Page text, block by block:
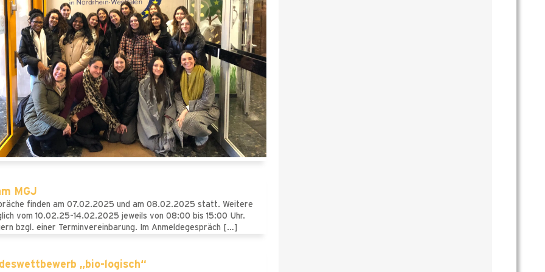
MGJ
finden am 07.02.2025 und am 08.02.2025 statt. Weitere
vom 10.02.25-14.02.2025 jeweils von 08:00 bis 15:00 Uhr.
bzgl. einer Terminvereinbarung. Im Anmeldegespräch […]
„bio-logisch“